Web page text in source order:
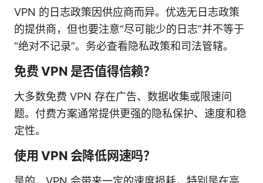
VPN 的日志政策因供应商而异。优选无日志政策
的提供商，但也要注意“尽可能少的日志”并不等于
“绝对不记录”。务必查看隐私政策和司法管辖。
免费 VPN 是否值得信赖？
大多数免费 VPN 存在广告、数据收集或限速问
题。付费方案通常提供更强的隐私保护、速度和稳
定性。
使用 VPN 会降低网速吗？